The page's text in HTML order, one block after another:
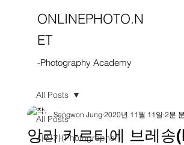
ONLINEPHOTO.N
ET
-Photography Academy
All Posts
사진가(Photographer)
All Posts
앙리 카르티에 브레송
Sangwon Jung 2020년 11월 11일 2분